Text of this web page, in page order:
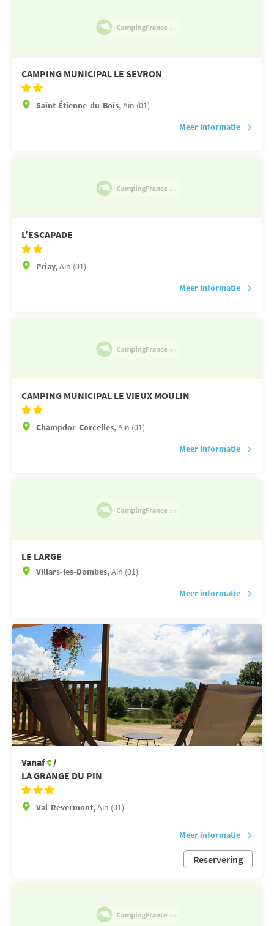
CAMPING MUNICIPAL LE SEVRON
Saint-Étienne-du-Bois,Ain (01)
Meer informatie
L'ESCAPADE
Priay,Ain (01)
Meer informatie
CAMPING MUNICIPAL LE VIEUX MOULIN
Champdor-Corcelles,Ain (01)
Meer informatie
LE LARGE
Villars-les-Dombes,Ain (01)
Meer informatie
Vanaf€ /
LA GRANGE DU PIN
Val-Revermont,Ain (01)
Meer informatie
Reservering